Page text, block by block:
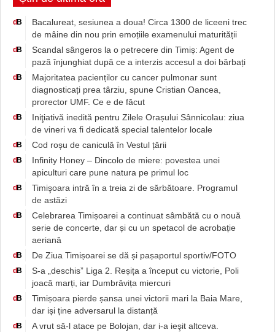
d B
Bacalureat, sesiunea a doua! Circa 1300 de liceeni trec
de mâine din nou prin emoțiile examenului maturității
d B
Scandal sângeros la o petrecere din Timiș: Agent de
pază înjunghiat după ce a interzis accesul a doi bărbați
d B
Majoritatea pacienților cu cancer pulmonar sunt
diagnosticați prea târziu, spune Cristian Oancea,
prorector UMF. Ce e de făcut
d B
Iniţiativă inedită pentru Zilele Orașului Sânnicolau: ziua
de vineri va fi dedicată special talentelor locale
d B Cod roșu de caniculă în Vestul țării
d B
Infinity Honey – Dincolo de miere: povestea unei
apiculturi care pune natura pe primul loc
d B
Timişoara intră în a treia zi de sărbătoare. Programul
de astăzi
d B
Celebrarea Timișoarei a continuat sâmbătă cu o nouă
serie de concerte, dar și cu un spetacol de acrobație
aeriană
d B De Ziua Timișoarei se dă și pașaportul sportiv/FOTO
d B
S-a „deschis” Liga 2. Reșița a început cu victorie, Poli
joacă marți, iar Dumbrăvița miercuri
d B
Timișoara pierde șansa unei victorii mari la Baia Mare,
dar iși ține adversarul la distanță
d B
A vrut să-l atace pe Bolojan, dar i-a ieşit altceva.